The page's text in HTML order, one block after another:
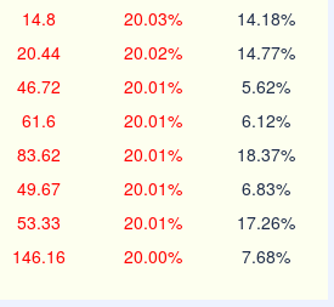
14.8 20.03% 14.18%
20.44 20.02% 14.77%
46.72 20.01% 5.62%
61.6 20.01% 6.12%
83.62 20.01% 18.37%
49.67 20.01% 6.83%
53.33 20.01% 17.26%
146.16 20.00% 7.68%